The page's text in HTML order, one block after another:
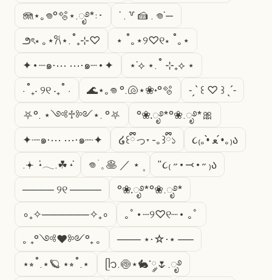
🪼⋆｡𖦹°🫧⋆.ೃ࿔*:･
˙ . ꒷ 🍰 . 𖦹˙—
౨ৎ⋆ ｡⋆𐙚⋆.˚₊⊹♡
⋆ ˚｡⋆୨♡୧⋆ ˚｡⋆
✦•┈๑⋅⋯ ⋯⋅๑┈•✦
⋆˙⟡ ⋆.˚ ⊹₊⟡ ⋆
⋅˚₊‧ ୨୧ ‧₊˚ ⋅
🌊⋆｡𖦹 °.🐚⋆❀˖°🫧
˗ˏˋ ꒰ ♡ ꒱ ˎˊ˗
⛧°. ⋆༺♱༻⋆. °⛧
°❀.ೃ࿔*°❀.ೃ࿔*🎀
✦·┈๑⋅⋯ ⋯⋅๑┈·✦
໒꒰ྀིっ˕ -｡꒱ྀི১
૮₍｡•̀ ﻌ •́｡₎ა
.𖥔 ݁ ˖𓂃.☘︎ ݁˖
𖦹 ׂ 𓈒 🥞 ／ ⋆ ۪
"૮₍ ˶•⤙•˶ ₎ა
──── ୨୧ ────
°❀.ೃ࿔*°❀.ೃ࿔*
∘₊✧──────✧₊∘
｡ﾟ•┈୨♡୧┈• ｡ﾟ
｡ ₊°༺❤︎༻°₊ ｡
─── ⋆⋅☆⋅⋆ ──
⋆⭒˚.⋆🪐 ⋆⭒˚.⋆
ᥫ᭡.🍥⋆🐇་༘🌷.ೃ࿔